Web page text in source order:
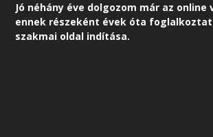
Jó néhány éve dolgozom már az online
ennek részeként évek óta
szakmai oldal indítása.